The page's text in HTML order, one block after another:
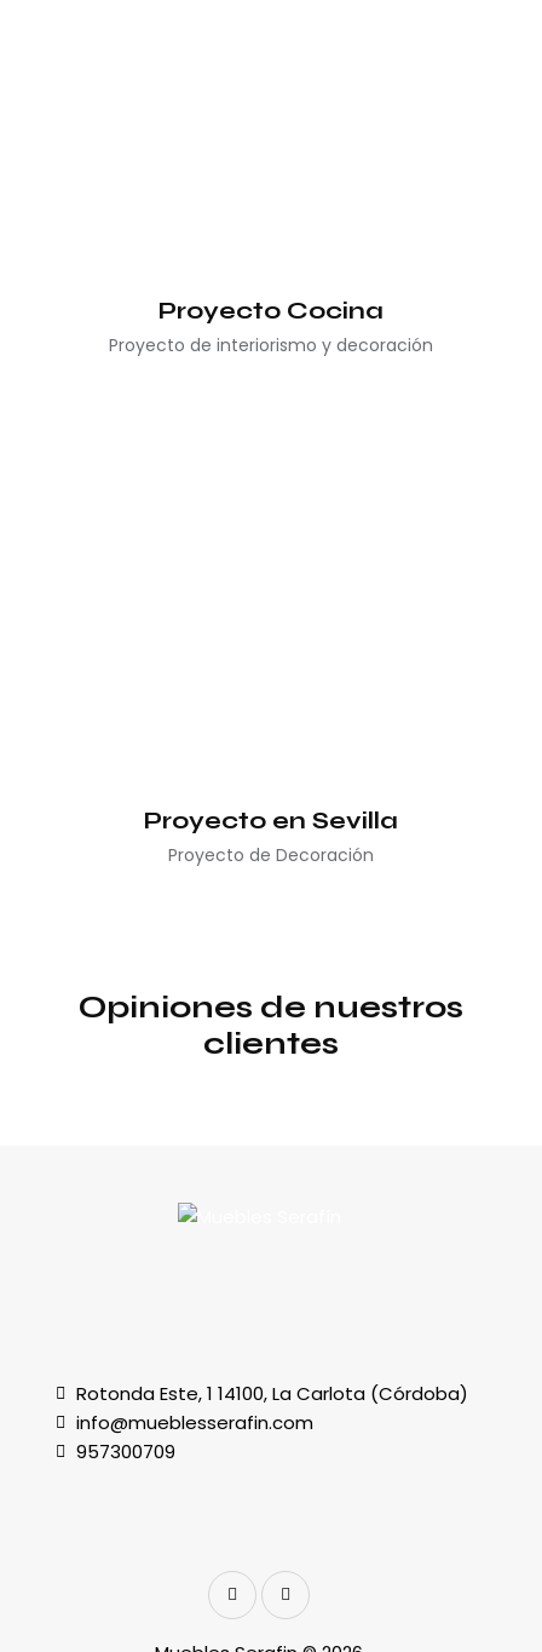
Proyecto Cocina
Proyecto de interiorismo y decoración
Proyecto en Sevilla
Proyecto de Decoración
Opiniones de nuestros
clientes
Rotonda Este, 1 14100, La Carlota (Córdoba)
info@mueblesserafin.com
957300709